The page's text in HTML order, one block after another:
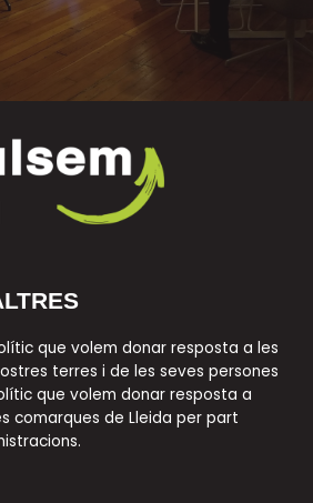
que volem donar resposta a les
terres i de les seves persones
que volem donar resposta a
comarques de Lleida per part